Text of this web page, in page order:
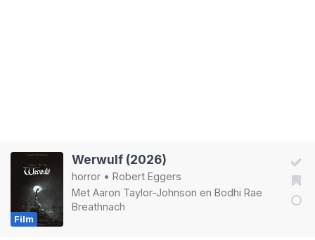
Film
Werwulf (2026)
horror • Robert Eggers
Met Aaron Taylor-Johnson en Bodhi Rae
Breathnach